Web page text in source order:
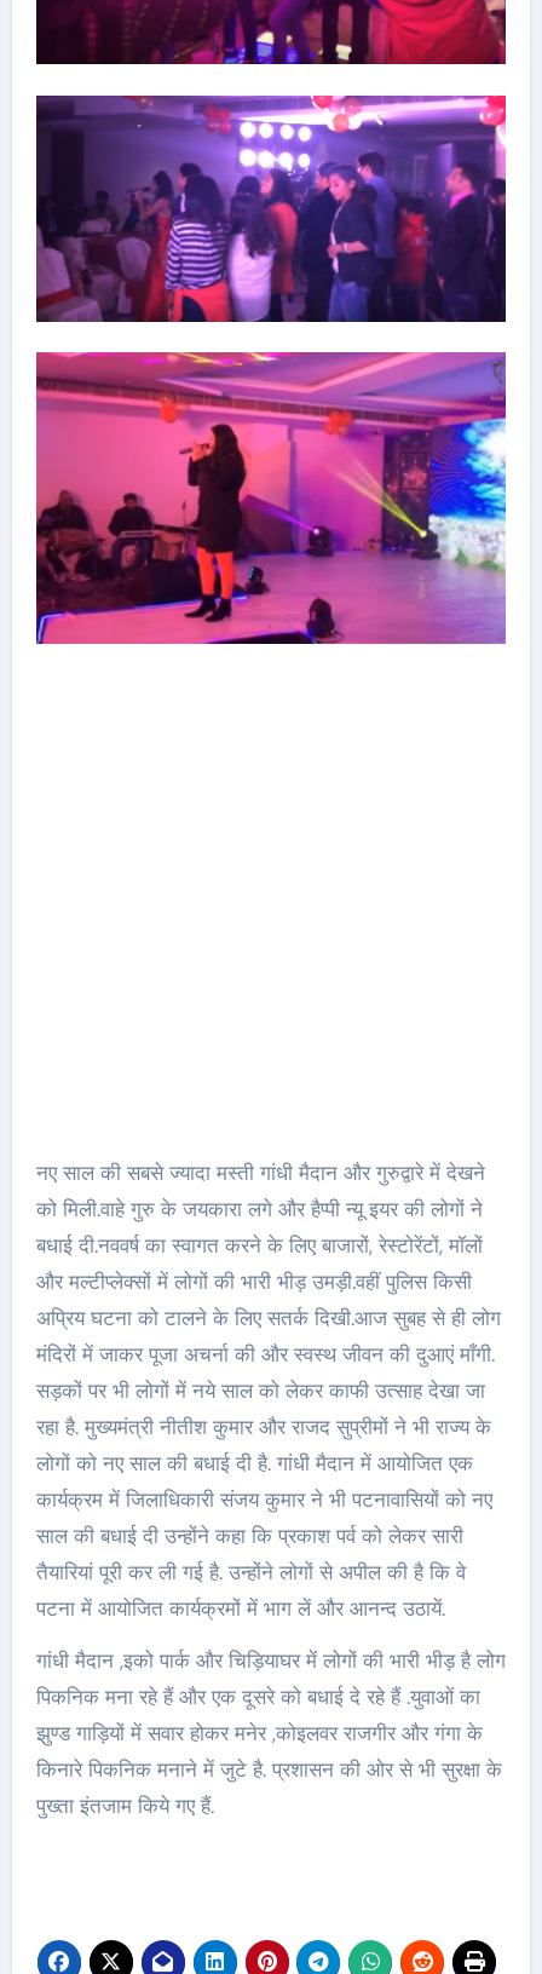
नए साल की सबसे ज्यादा मस्ती गांधी मैदान और गुरुद्वारे में देखने
को मिली.वाहे गुरु के जयकारा लगे और हैप्पी न्यू इयर की लोगों ने
बधाई दी.नववर्ष का स्वागत करने के लिए बाजारों, रेस्टोरेंटों, मॉलों
और मल्टीप्लेक्सों में लोगों की भारी भीड़ उमड़ी.वहीं पुलिस किसी
अप्रिय घटना को टालने के लिए सतर्क दिखी.आज सुबह से ही लोग
मंदिरों में जाकर पूजा अचर्ना की और स्वस्थ जीवन की दुआएं माँगी.
सड़कों पर भी लोगों में नये साल को लेकर काफी उत्साह देखा जा
रहा है. मुख्यमंत्री नीतीश कुमार और राजद सुप्रीमों ने भी राज्य के
लोगों को नए साल की बधाई दी है. गांधी मैदान में आयोजित एक
कार्यक्रम में जिलाधिकारी संजय कुमार ने भी पटनावासियों को नए
साल की बधाई दी उन्होंने कहा कि प्रकाश पर्व को लेकर सारी
तैयारियां पूरी कर ली गई है. उन्होंने लोगों से अपील की है कि वे
पटना में आयोजित कार्यक्रमों में भाग लें और आनन्द उठायें.
गांधी मैदान ,इको पार्क और चिड़ियाघर में लोगों की भारी भीड़ है लोग
पिकनिक मना रहे हैं और एक दूसरे को बधाई दे रहे हैं .युवाओं का
झुण्ड गाड़ियों में सवार होकर मनेर ,कोइलवर राजगीर और गंगा के
किनारे पिकनिक मनाने में जुटे है. प्रशासन की ओर से भी सुरक्षा के
पुख्ता इंतजाम किये गए हैं.